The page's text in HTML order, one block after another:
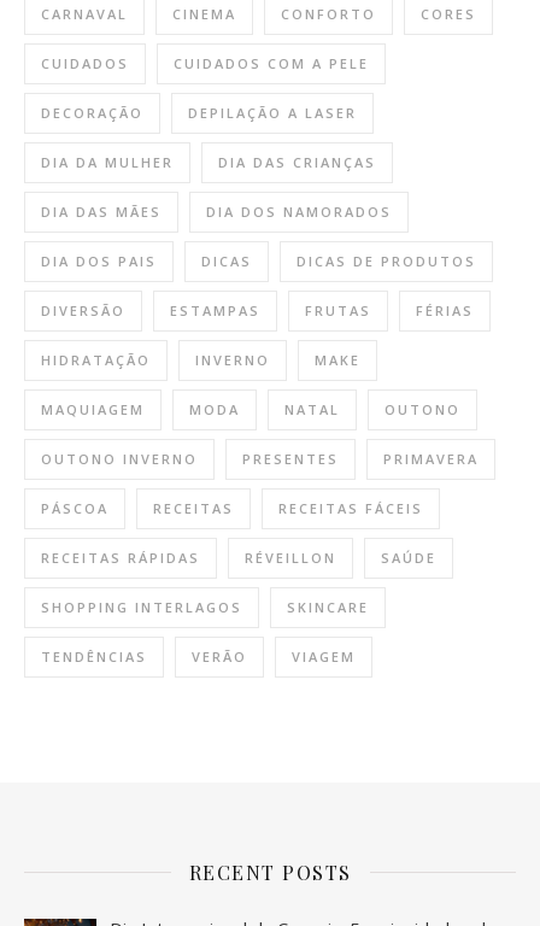
CARNAVAL CINEMA CONFORTO CORES
CUIDADOS CUIDADOS COM A PELE
DECORAÇÃO DEPILAÇÃO A LASER
DIA DA MULHER DIA DAS CRIANÇAS
DIA DAS MÃES DIA DOS NAMORADOS
DIA DOS PAIS DICAS DICAS DE PRODUTOS
DIVERSÃO ESTAMPAS FRUTAS FÉRIAS
HIDRATAÇÃO INVERNO MAKE
MAQUIAGEM MODA NATAL OUTONO
OUTONO INVERNO PRESENTES PRIMAVERA
PÁSCOA RECEITAS RECEITAS FÁCEIS
RECEITAS RÁPIDAS RÉVEILLON SAÚDE
SHOPPING INTERLAGOS SKINCARE
TENDÊNCIAS VERÃO VIAGEM
RECENT POSTS